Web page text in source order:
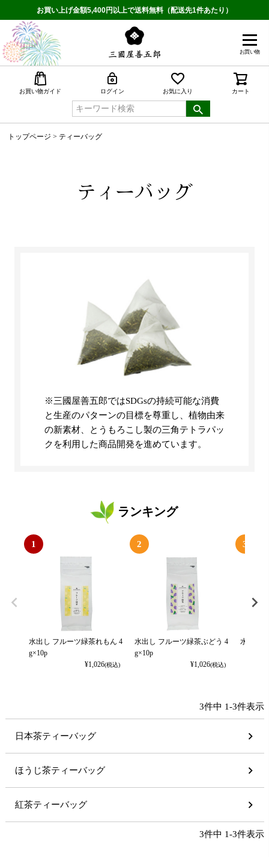
お買い上げ金額5,400円以上で送料無料（配送先1件あたり）
お買い物
お買い物ガイド ログイン お気に入り カート
トップページ ティーバッグ
ティーバッグ
※三國屋善五郎ではSDGsの持続可能な消費
と生産のパターンの目標を尊重し、植物由来
の新素材、とうもろこし製の三角テトラパッ
クを利用した商品開発を進めています。
ランキング
1
水出し フルーツ緑茶れもん 4
g×10p
¥1,026(税込)
2
水出し フルーツ緑茶ぶどう 4
g×10p
¥1,026(税込)
3
水出し
3件中 1-3件表示
日本茶ティーバッグ
ほうじ茶ティーバッグ
紅茶ティーバッグ
3件中 1-3件表示